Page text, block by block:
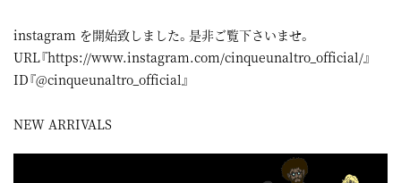
instagram を開始致しました。是非ご覧下さいませ。
URL『https://www.instagram.com/cinqueunaltro_official/』
ID『@cinqueunaltro_official』
NEW ARRIVALS